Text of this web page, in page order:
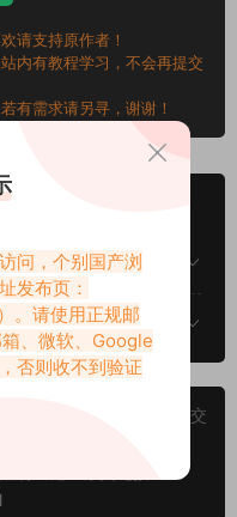
请支持原作者！
内有教程学习，不会再提交
有需求请另寻，谢谢！
错怎么办？
侵犯了您的权限可以提交
明出处！原文链接：
问，个别国产浏
发布页：
。请使用正规邮
、微软、Google
否则收不到验证